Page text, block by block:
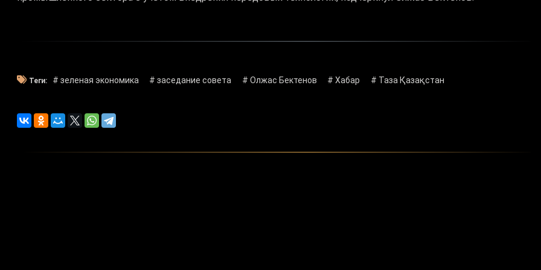
Теги: # зеленая экономика # заседание совета # Олжас Бектенов # Хабар # Таза Қазақстан